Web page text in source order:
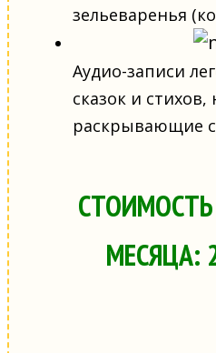
зельеваренья
Аудио-записи
сказок и
раскрывающие
МЕСЯЦА: